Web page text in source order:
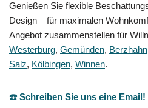
Genießen Sie flexible
Design – für maximalen
Angebot zusammenstellen für
Westerburg, Gemünden, Berzhahn
Salz, Kölbingen, Winnen.
☎️ Schreiben Sie uns eine Email!